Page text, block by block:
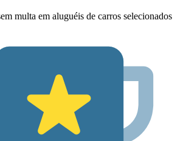
multa em aluguéis de carros selecionados